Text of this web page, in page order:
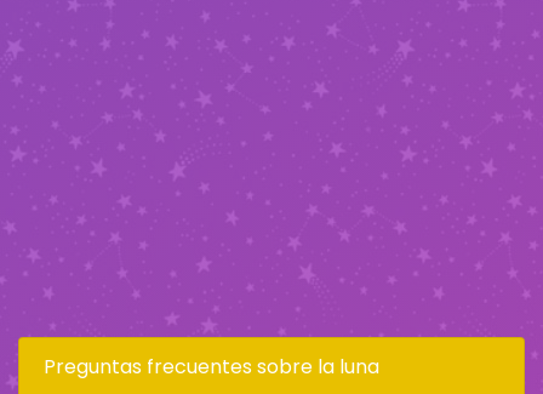
Preguntas frecuentes sobre la luna